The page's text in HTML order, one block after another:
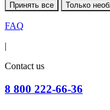
Принять все Только
FAQ
|
Contact us
8 800 222-66-36